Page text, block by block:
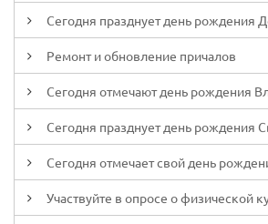
Сегодня празднует день рождения
Ремонт и обновление причалов
Сегодня отмечают день рождения
Сегодня празднует день рождения
Сегодня отмечает свой день
Участвуйте в опросе о физической